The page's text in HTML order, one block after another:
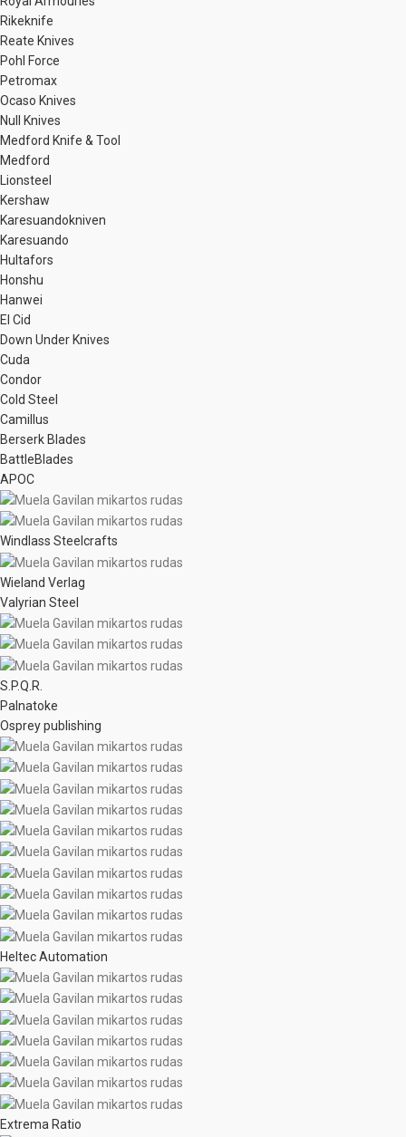
Rikeknife
Reate Knives
Pohl Force
Petromax
Ocaso Knives
Null Knives
Medford Knife & Tool
Medford
Lionsteel
Kershaw
Karesuandokniven
Karesuando
Hultafors
Honshu
Hanwei
El Cid
Down Under Knives
Cuda
Condor
Cold Steel
Camillus
Berserk Blades
BattleBlades
APOC
Windlass Steelcrafts
Wieland Verlag
Valyrian Steel
S.P.Q.R.
Palnatoke
Osprey publishing
Heltec Automation
Extrema Ratio